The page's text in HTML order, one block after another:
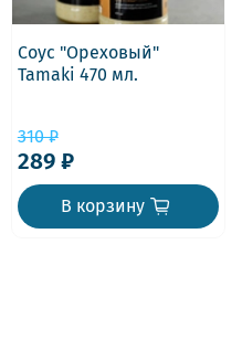
Соус "Ореховый"
Tamaki 470 мл.
310 ₽
289 ₽
В корзину